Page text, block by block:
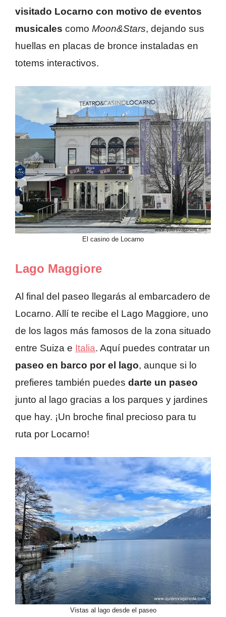
visitado Locarno con motivo de eventos
musicales como Moon&Stars, dejando sus
huellas en placas de bronce instaladas en
totems interactivos.
El casino de Locarno
Lago Maggiore
Al final del paseo llegarás al embarcadero de
Locarno. Allí te recibe el Lago Maggiore, uno
de los lagos más famosos de la zona situado
entre Suiza e Italia. Aquí puedes contratar un
paseo en barco por el lago, aunque si lo
prefieres también puedes darte un paseo
junto al lago gracias a los parques y jardines
que hay. ¡Un broche final precioso para tu
ruta por Locarno!
Vistas al lago desde el paseo